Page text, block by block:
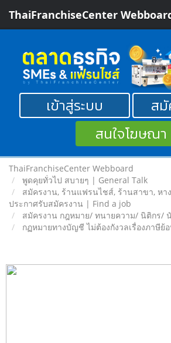
ThaiFranchiseCenter
เข้าสู่ระบบ
ส
สนใจโฆษณา
ThaiFranchiseCenter Webboard
พูดคุยทั่วไป สบายๆ | General Talk
สมัครงาน, ร้านแฟรนไชส์, ร้านสาขา, หา
ประกาศรับสมัครงาน | Find a job
สมัครงาน กฎหมาย/ ทนายความ/ นิติกร/
กฏหมายทางบัญชี ไม่ต้องกังวลเรื่องภาษีย้